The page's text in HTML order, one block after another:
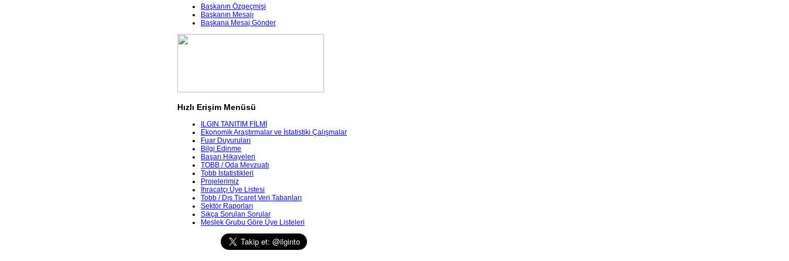
Başkanın Özgeçmişi
Başkanın Mesajı
Başkana Mesaj Gönder
Hızlı Erişim Menüsü
ILGIN TANITIM FİLMİ
Ekonomik Araştırmalar ve İstatistiki Çalışmalar
Fuar Duyuruları
Bilgi Edinme
Başarı Hikayeleri
TOBB / Oda Mevzuatı
Tobb İstatistikleri
Projelerimiz
İhracatçı Üye Listesi
Tobb / Dış Ticaret Veri Tabanları
Sektör Raporları
Sıkça Sorulan Sorular
Meslek Grubu Göre Üye Listeleri